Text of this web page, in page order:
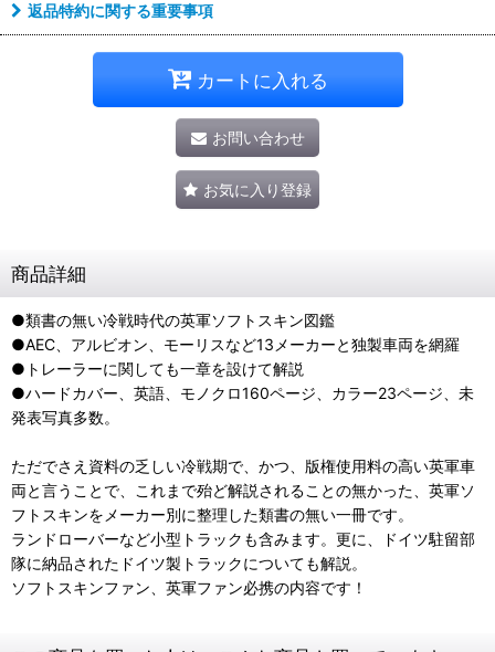
返品特約に関する重要事項
カートに入れる
お問い合わせ
お気に入り登録
商品詳細
●類書の無い冷戦時代の英軍ソフトスキン図鑑
●AEC、アルビオン、モーリスなど13メーカーと独製車両を網羅
●トレーラーに関しても一章を設けて解説
●ハードカバー、英語、モノクロ160ページ、カラー23ページ、未
発表写真多数。
ただでさえ資料の乏しい冷戦期で、かつ、版権使用料の高い英軍車
両と言うことで、これまで殆ど解説されることの無かった、英軍ソ
フトスキンをメーカー別に整理した類書の無い一冊です。
ランドローバーなど小型トラックも含みます。更に、ドイツ駐留部
隊に納品されたドイツ製トラックについても解説。
ソフトスキンファン、英軍ファン必携の内容です！